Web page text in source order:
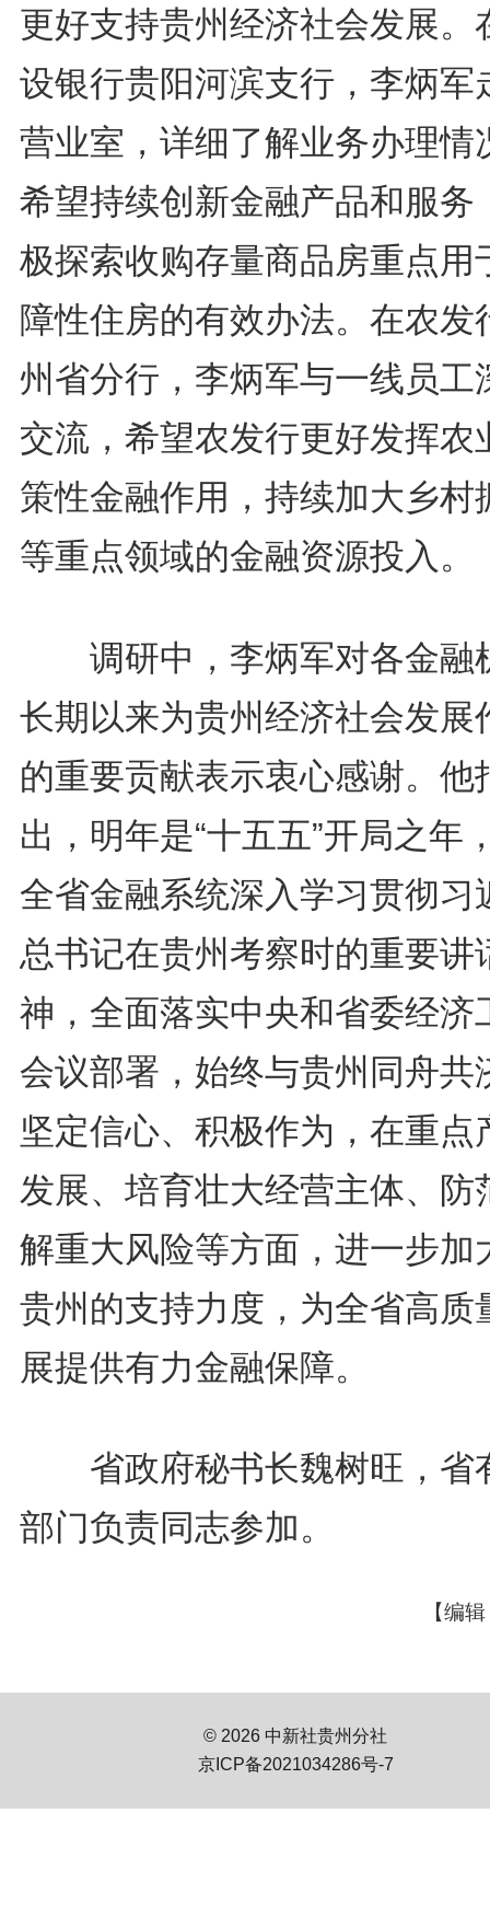
更好支持贵州经济社会发展。
设银行贵阳河滨支行，李炳军
营业室，详细了解业务办理情
希望持续创新金融产品和服务
极探索收购存量商品房重点用
障性住房的有效办法。在农发
州省分行，李炳军与一线员工
交流，希望农发行更好发挥农
策性金融作用，持续加大乡村
等重点领域的金融资源投入。
调研中，李炳军对各金融
长期以来为贵州经济社会发展
的重要贡献表示衷心感谢。他
出，明年是“十五五”开局之年
全省金融系统深入学习贯彻习
总书记在贵州考察时的重要讲
神，全面落实中央和省委经济
会议部署，始终与贵州同舟共
坚定信心、积极作为，在重点
发展、培育壮大经营主体、防
解重大风险等方面，进一步加
贵州的支持力度，为全省高质
展提供有力金融保障。
省政府秘书长魏树旺，省
部门负责同志参加。
【编
© 2026 中新社贵州分社
京ICP备2021034286号-7